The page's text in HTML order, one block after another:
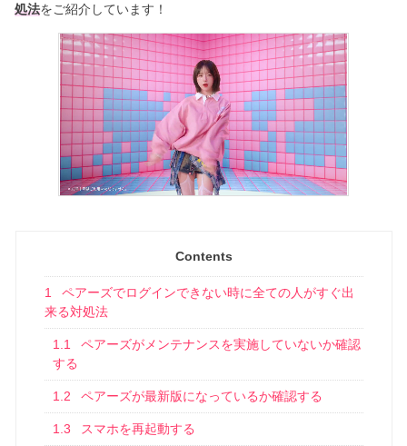
処法をご紹介しています！
Contents
1
ペアーズでログインできない時に全ての人がすぐ出
来る対処法
1.1
ペアーズがメンテナンスを実施していないか確認
する
1.2 ペアーズが最新版になっているか確認する
1.3 スマホを再起動する